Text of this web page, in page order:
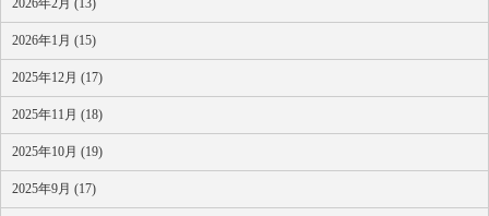
2026年1月 (15)
2025年12月 (17)
2025年11月 (18)
2025年10月 (19)
2025年9月 (17)